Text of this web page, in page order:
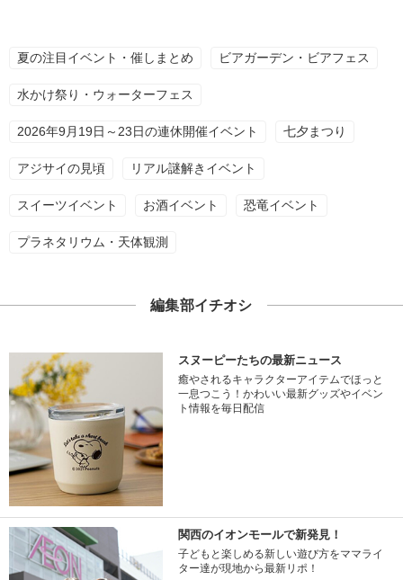
夏の注目イベント・催しまとめ ビアガーデン・ビアフェス
水かけ祭り・ウォーターフェス
2026年9月19日～23日の連休開催イベント 七夕まつり
アジサイの見頃 リアル謎解きイベント
スイーツイベント お酒イベント 恐竜イベント
プラネタリウム・天体観測
編集部イチオシ
スヌーピーたちの最新ニュース
癒やされるキャラクターアイテムでほっと
一息つこう！かわいい最新グッズやイベン
ト情報を毎日配信
関西のイオンモールで新発見！
子どもと楽しめる新しい遊び方をママライ
ター達が現地から最新リポ！